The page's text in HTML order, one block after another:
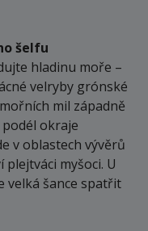
šelfu
hladinu moře –
velryby grónské
mil západně
okraje
v oblastech vývěrů
myšoci. U
velká šance spatřit